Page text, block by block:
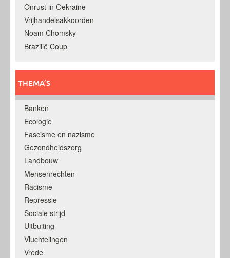
Onrust in Oekraine
Vrijhandelsakkoorden
Noam Chomsky
Brazilië Coup
THEMA’S
Banken
Ecologie
Fascisme en nazisme
Gezondheidszorg
Landbouw
Mensenrechten
Racisme
Repressie
Sociale strijd
Uitbuiting
Vluchtelingen
Vrede